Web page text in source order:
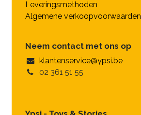
Leveringsmethoden
Algemene verkoopvoorwaarden
Neem contact met ons op
klantenservice@ypsi.be
02 361 51 55